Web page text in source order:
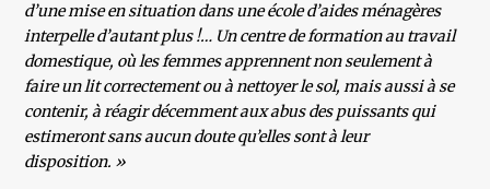
d’une mise en situation dans une école d’aides ménagères
interpelle d’autant plus !… Un centre de formation au travail
domestique, où les femmes apprennent non seule­ment à
faire un lit correctement ou à nettoyer le sol, mais aussi à se
contenir, à réagir décemment aux abus des puissants qui
estimeront sans aucun doute qu’elles sont à leur
disposition. »